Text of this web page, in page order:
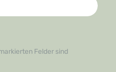
Felder sind